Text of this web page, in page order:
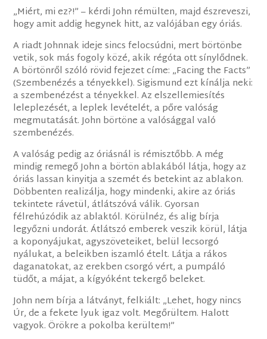
„Miért, mi ez?!” – kérdi John rémülten, majd észreveszi,
hogy amit addig hegynek hitt, az valójában egy óriás.
A riadt Johnnak ideje sincs felocsúdni, mert börtönbe
vetik, sok más fogoly közé, akik régóta ott sínylődnek.
A börtönről szóló rövid fejezet címe: „Facing the Facts”
(Szembenézés a tényekkel). Sigismund ezt kínálja neki:
a szembenézést a tényekkel. Az elszellemiesítés
leleplezését, a leplek levételét, a pőre valóság
megmutatását. John börtöne a valósággal való
szembenézés.
A valóság pedig az óriásnál is rémisztőbb. A még
mindig remegő John a börtön ablakából látja, hogy az
óriás lassan kinyitja a szemét és betekint az ablakon.
Döbbenten realizálja, hogy mindenki, akire az óriás
tekintete rávetül, átlátszóvá válik. Gyorsan
félrehúzódik az ablaktól. Körülnéz, és alig bírja
legyőzni undorát. Átlátszó emberek veszik körül, látja
a koponyájukat, agyszöveteiket, belül lecsorgó
nyálukat, a beleikben iszamló ételt. Látja a rákos
daganatokat, az erekben csorgó vért, a pumpáló
tüdőt, a májat, a kígyóként tekergő beleket.
John nem bírja a látványt, felkiált: „Lehet, hogy nincs
Úr, de a fekete lyuk igaz volt. Megőrültem. Halott
vagyok. Örökre a pokolba kerültem!”